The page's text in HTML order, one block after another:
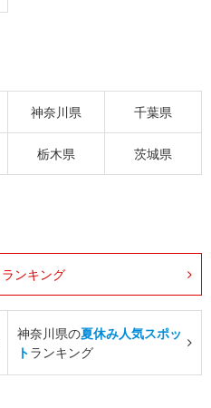
神奈川県 千葉県
栃木県 茨城県
ランキング
神奈川県の夏休み人気スポッ
トランキング